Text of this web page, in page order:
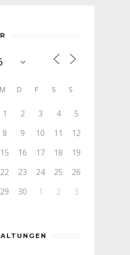
M D F S S
1 2 3 4
5
8 9 10 11
12
15 16 17 18
19
22 23 24 25
26
29 30 1 2 3